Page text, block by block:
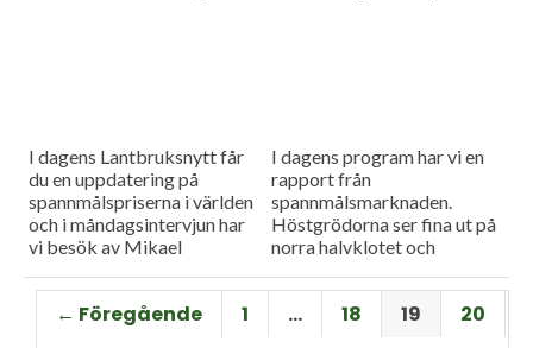
I dagens Lantbruksnytt får
du en uppdatering på
spannmålspriserna i världen
och i måndagsintervjun har
vi besök av Mikael
Lantmännen.
I dagens program har vi en
rapport från
spannmålsmarknaden.
Höstgrödorna ser fina ut på
norra halvklotet och
Gäst i vår måndagsintervju
är Torbjörn Lithell från HK
Scan som berättar om
← Föregående 1 … 18 19
20